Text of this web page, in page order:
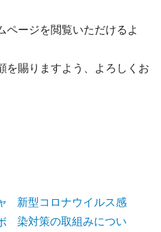
ページを閲覧いただけるよ
を賜りますよう、よろしくお
新型コロナウイルス感
染対策の取組みについ